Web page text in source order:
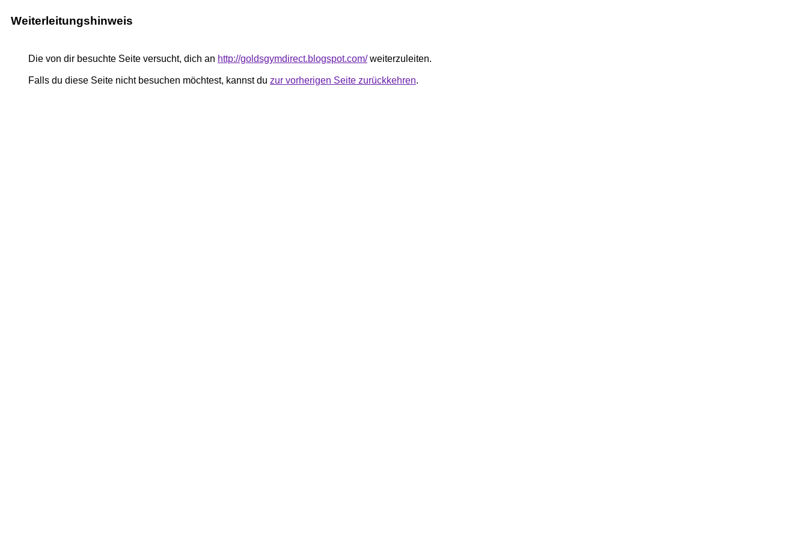
Weiterleitungshinweis
Die von dir besuchte Seite versucht, dich an http://goldsgymdirect.blogspot.com/weiterzuleiten.
Falls du diese Seite nicht besuchen möchtest, kannst du zur vorherigen Seite zurückkehren.